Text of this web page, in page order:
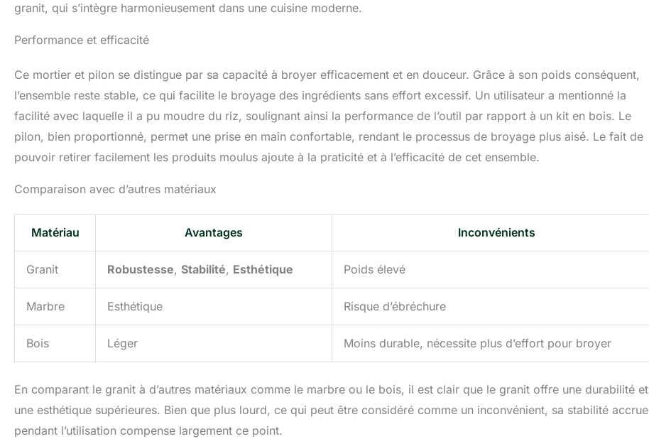
granit, qui s’intègre harmonieusement dans une cuisine moderne.
Performance et efficacité
Ce mortier et pilon se distingue par sa capacité à broyer efficacement et en douceur. Grâce à son poids conséquent,
l’ensemble reste stable, ce qui facilite le broyage des ingrédients sans effort excessif. Un utilisateur a mentionné la
facilité avec laquelle il a pu moudre du riz, soulignant ainsi la performance de l’outil par rapport à un kit en bois. Le
pilon, bien proportionné, permet une prise en main confortable, rendant le processus de broyage plus aisé. Le fait de
pouvoir retirer facilement les produits moulus ajoute à la praticité et à l’efficacité de cet ensemble.
Comparaison avec d’autres matériaux
Matériau Avantages Inconvénients
Granit Robustesse, Stabilité, Esthétique Poids élevé
Marbre Esthétique Risque d’ébréchure
Bois Léger Moins durable, nécessite plus d’effort pour broyer
En comparant le granit à d’autres matériaux comme le marbre ou le bois, il est clair que le granit offre une durabilité et
une esthétique supérieures. Bien que plus lourd, ce qui peut être considéré comme un inconvénient, sa stabilité accrue
pendant l’utilisation compense largement ce point.